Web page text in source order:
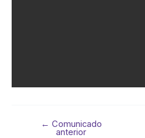
← Comunicado
anterior